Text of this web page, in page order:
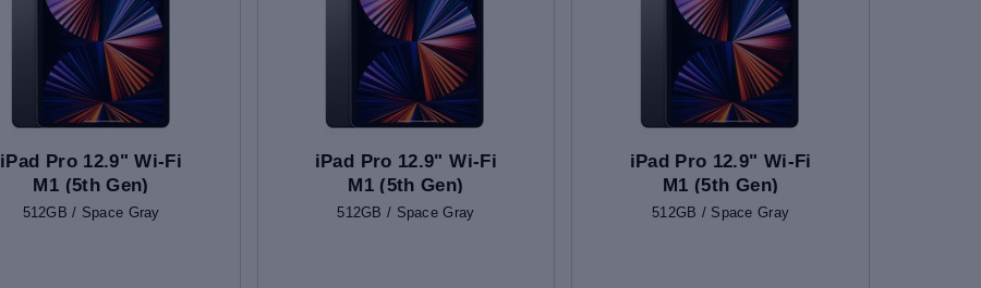
iPad Pro 12.9" Wi-Fi
M1 (5th Gen)
512GB / Space Gray
iPad Pro 12.9" Wi-Fi
M1 (5th Gen)
512GB / Space Gray
iPad Pro 12.9" Wi-Fi
M1 (5th Gen)
512GB / Space Gray